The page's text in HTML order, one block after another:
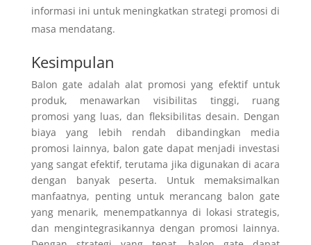
informasi ini untuk meningkatkan strategi promosi di
masa mendatang.
Kesimpulan
Balon gate adalah alat promosi yang efektif untuk
produk, menawarkan visibilitas tinggi, ruang
promosi yang luas, dan fleksibilitas desain. Dengan
biaya yang lebih rendah dibandingkan media
promosi lainnya, balon gate dapat menjadi investasi
yang sangat efektif, terutama jika digunakan di acara
dengan banyak peserta. Untuk memaksimalkan
manfaatnya, penting untuk merancang balon gate
yang menarik, menempatkannya di lokasi strategis,
dan mengintegrasikannya dengan promosi lainnya.